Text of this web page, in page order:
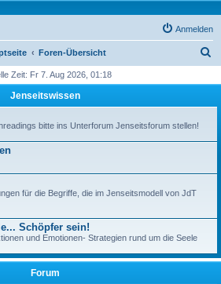
Anmelden
Foren-Übersicht
h
Zeit: Fr 7. Aug 2026, 01:18
Jenseitswissen
bitte ins Unterforum Jenseitsforum stellen!
für die Begriffe, die im Jenseitsmodell von JdT
Schöpfer sein!
und Emotionen- Strategien rund um die Seele
Forum